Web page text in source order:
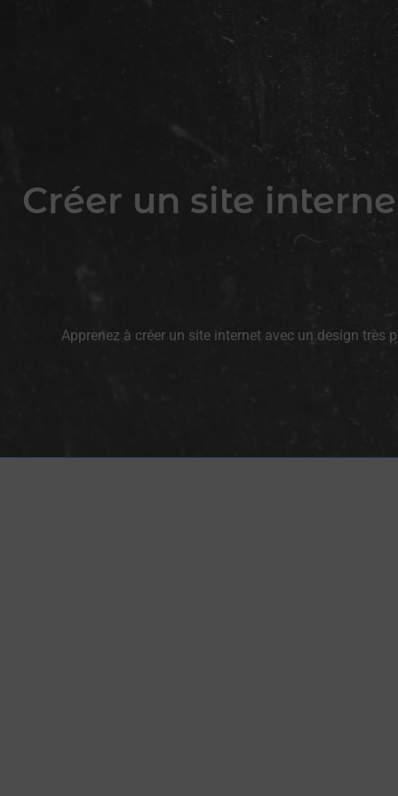
Créer un site
Apprenez à créer un site internet avec un design